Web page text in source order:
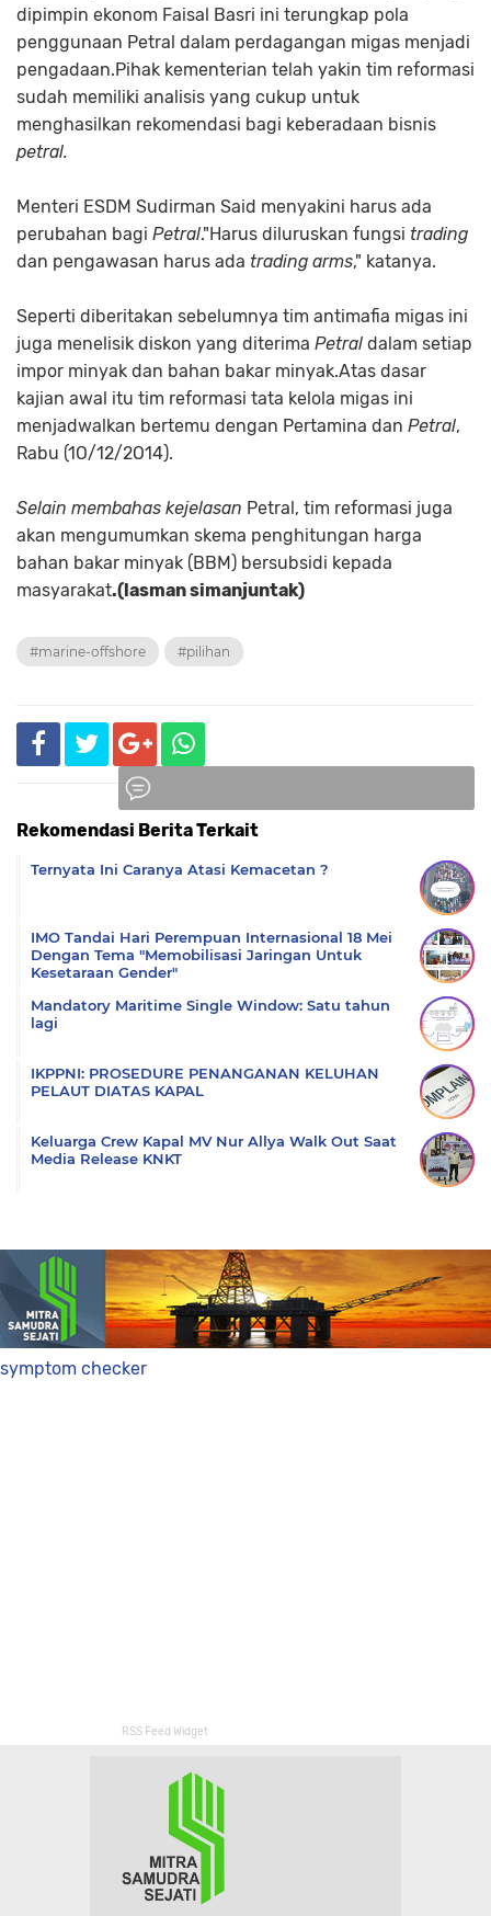
dipimpin ekonom Faisal Basri ini terungkap pola
penggunaan Petral dalam perdagangan migas menjadi
pengadaan.Pihak kementerian telah yakin tim reformasi
sudah memiliki analisis yang cukup untuk
menghasilkan rekomendasi bagi keberadaan bisnis
petral.
Menteri ESDM Sudirman Said menyakini harus ada
perubahan bagi Petral."Harus diluruskan fungsi trading
dan pengawasan harus ada trading arms," katanya.
Seperti diberitakan sebelumnya tim antimafia migas ini
juga menelisik diskon yang diterima Petral dalam setiap
impor minyak dan bahan bakar minyak.Atas dasar
kajian awal itu tim reformasi tata kelola migas ini
menjadwalkan bertemu dengan Pertamina dan Petral,
Rabu (1O/12/2O14).
Selain membahas kejelasan Petral, tim reformasi juga
akan mengumumkan skema penghitungan harga
bahan bakar minyak (BBM) bersubsidi kepada
masyarakat.(lasman simanjuntak)
#marine-offshore #pilihan
Rekomendasi Berita Terkait
Ternyata Ini Caranya Atasi Kemacetan ?
IMO Tandai Hari Perempuan Internasional 18 Mei
Dengan Tema "Memobilisasi Jaringan Untuk
Kesetaraan Gender"
Mandatory Maritime Single Window: Satu tahun
lagi
IKPPNI: PROSEDURE PENANGANAN KELUHAN
PELAUT DIATAS KAPAL
Keluarga Crew Kapal MV Nur Allya Walk Out Saat
Media Release KNKT
symptom checker
RSS Feed Widget